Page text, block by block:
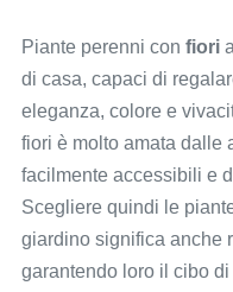
Piante perenni con fiori
di casa, capaci di
eleganza, colore e
fiori è molto amata dalle
facilmente accessibili e
Scegliere quindi le
giardino significa anche
garantendo loro il cibo